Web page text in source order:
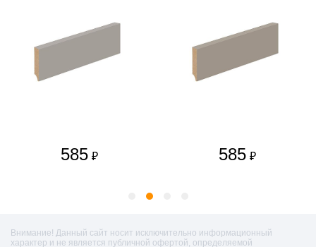
585 ₽ 585 ₽
Внимание! Данный сайт носит исключительно информационный
характер и не является публичной офертой, определяемой